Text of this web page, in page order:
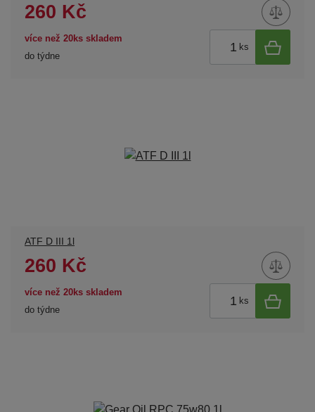
260 Kč
více než 20ks skladem
do týdne
ks
ATF D III 1l
260 Kč
více než 20ks skladem
do týdne
ks